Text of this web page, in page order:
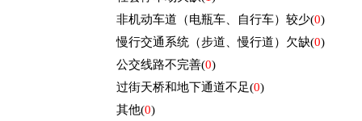
非机动车道（电瓶车、自行车）较少(0)
慢行交通系统（步道、慢行道）欠缺(0)
公交线路不完善(0)
过街天桥和地下通道不足(0)
其他(0)